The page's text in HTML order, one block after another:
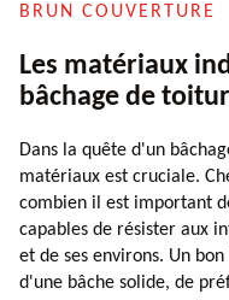
BRUN COUVERTURE
Les matériaux
bâchage de
Dans la quête d'un
matériaux est cruciale.
combien il est important
capables de résister aux
et de ses environs. Un
d'une bâche solide, de